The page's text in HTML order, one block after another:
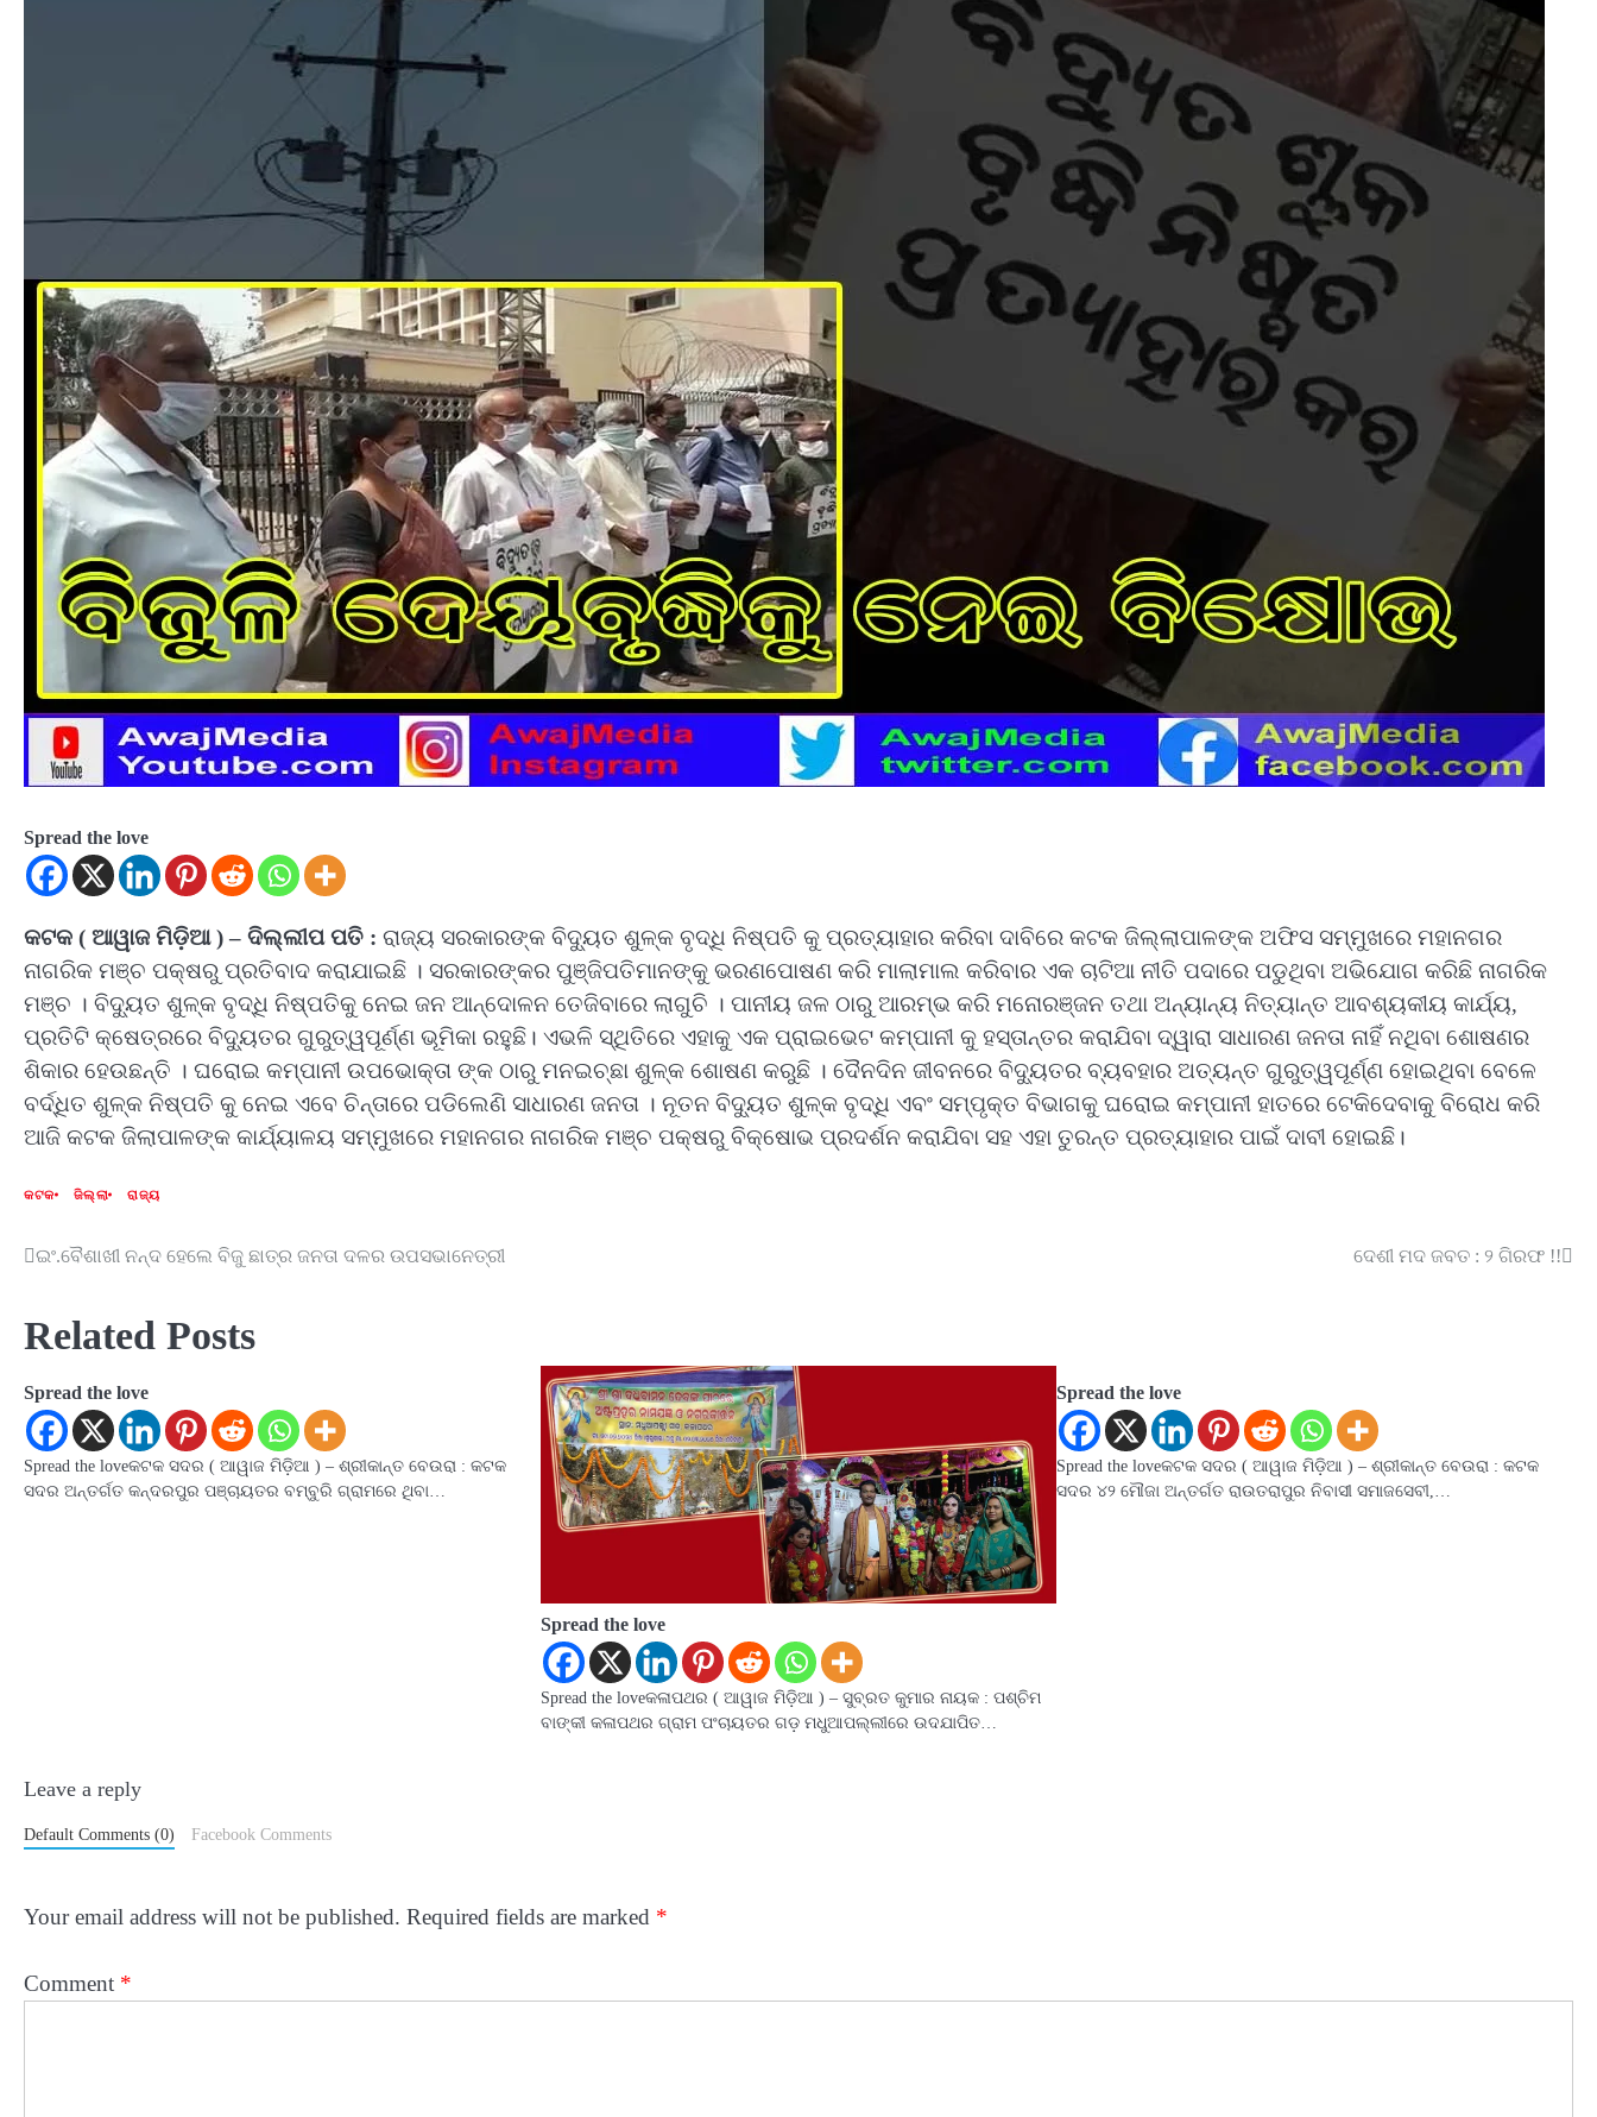
Spread the love
କଟକ ( ଆୱାଜ ମିଡ଼ିଆ ) – ଦିଲ୍ଲୀପ ପତି : ରାଜ୍ୟ ସରକାରଙ୍କ ବିଦ୍ୟୁତ ଶୁଳ୍କ ବୃଦ୍ଧି ନିଷ୍ପତି କୁ ପ୍ରତ୍ୟାହାର କରିବା ଦାବିରେ କଟକ ଜିଲ୍ଲାପାଳଙ୍କ ଅଫିସ ସମ୍ମୁଖରେ ମହାନଗର
ନାଗରିକ ମଞ୍ଚ ପକ୍ଷରୁ ପ୍ରତିବାଦ କରାଯାଇଛି । ସରକାରଙ୍କର ପୁଞ୍ଜିପତିମାନଙ୍କୁ ଭରଣପୋଷଣ କରି ମାଲାମାଲ କରିବାର ଏକ ଚାଟିଆ ନୀତି ପଦାରେ ପଡୁଥିବା ଅଭିଯୋଗ କରିଛି ନାଗରିକ
ମଞ୍ଚ । ବିଦ୍ୟୁତ ଶୁଳ୍କ ବୃଦ୍ଧି ନିଷ୍ପତିକୁ ନେଇ ଜନ ଆନ୍ଦୋଳନ ତେଜିବାରେ ଲାଗୁଚି । ପାନୀୟ ଜଳ ଠାରୁ ଆରମ୍ଭ କରି ମନୋରଞ୍ଜନ ତଥା ଅନ୍ୟାନ୍ୟ ନିତ୍ୟାନ୍ତ ଆବଶ୍ୟକୀୟ କାର୍ଯ୍ୟ,
ପ୍ରତିଟି କ୍ଷେତ୍ରରେ ବିଦ୍ୟୁତର ଗୁରୁତ୍ୱପୂର୍ଣ୍ଣ ଭୂମିକା ରହୁଛି। ଏଭଳି ସ୍ଥିତିରେ ଏହାକୁ ଏକ ପ୍ରାଇଭେଟ କମ୍ପାନୀ କୁ ହସ୍ତାନ୍ତର କରାଯିବା ଦ୍ୱାରା ସାଧାରଣ ଜନତା ନାହିଁ ନଥିବା ଶୋଷଣର
ଶିକାର ହେଉଛନ୍ତି । ଘରୋଇ କମ୍ପାନୀ ଉପଭୋକ୍ତା ଙ୍କ ଠାରୁ ମନଇଚ୍ଛା ଶୁଳ୍କ ଶୋଷଣ କରୁଛି । ଦୈନଦିନ ଜୀବନରେ ବିଦ୍ୟୁତର ବ୍ୟବହାର ଅତ୍ୟନ୍ତ ଗୁରୁତ୍ୱପୂର୍ଣ୍ଣ ହୋଇଥିବା ବେଳେ
ବର୍ଦ୍ଧିତ ଶୁଳ୍କ ନିଷ୍ପତି କୁ ନେଇ ଏବେ ଚିନ୍ତାରେ ପଡିଲେଣି ସାଧାରଣ ଜନତା । ନୂତନ ବିଦ୍ୟୁତ ଶୁଳ୍କ ବୃଦ୍ଧି ଏବଂ ସମ୍ପୃକ୍ତ ବିଭାଗକୁ ଘରୋଇ କମ୍ପାନୀ ହାତରେ ଟେକିଦେବାକୁ ବିରୋଧ କରି
ଆଜି କଟକ ଜିଲାପାଳଙ୍କ କାର୍ଯ୍ୟାଳୟ ସମ୍ମୁଖରେ ମହାନଗର ନାଗରିକ ମଞ୍ଚ ପକ୍ଷରୁ ବିକ୍ଷୋଭ ପ୍ରଦର୍ଶନ କରାଯିବା ସହ ଏହା ତୁରନ୍ତ ପ୍ରତ୍ୟାହାର ପାଇଁ ଦାବୀ ହୋଇଛି।
କଟକ ଜିଲ୍ଲା ରାଜ୍ୟ
Post
ଇଂ.ବୈଶାଖୀ ନନ୍ଦ ହେଲେ ବିଜୁ ଛାତ୍ର ଜନତା ଦଳର ଉପସଭାନେତ୍ରୀ ଦେଶୀ ମଦ ଜବତ : ୨ ଗିରଫ !!
Related Posts
Spread the love
Spread the loveକଟକ ସଦର ( ଆୱାଜ ମିଡ଼ିଆ ) – ଶ୍ରୀକାନ୍ତ ବେଉରା : କଟକ
ସଦର ଅନ୍ତର୍ଗତ କନ୍ଦରପୁର ପଞ୍ଚାୟତର ବମ୍ବୁରି ଗ୍ରାମରେ ଥିବା…
Spread the love
Spread the loveକଳାପଥର ( ଆୱାଜ ମିଡ଼ିଆ ) – ସୁବ୍ରତ କୁମାର ନାୟକ : ପଶ୍ଚିମ
ବାଙ୍କୀ କଳାପଥର ଗ୍ରାମ ପଂଚାୟତର ଗଡ଼ ମଧୁଆପଲ୍ଲୀରେ ଉଦଯାପିତ…
Spread the love
Spread the loveକଟକ ସଦର ( ଆୱାଜ ମିଡ଼ିଆ ) – ଶ୍ରୀକାନ୍ତ ବେଉରା : କଟକ
ସଦର ୪୨ ମୌଜା ଅନ୍ତର୍ଗତ ରାଉତରାପୁର ନିବାସୀ ସମାଜସେବୀ,…
Leave a reply
Default Comments (0) Facebook Comments
Your email address will not be published. Required fields are marked *
Comment *